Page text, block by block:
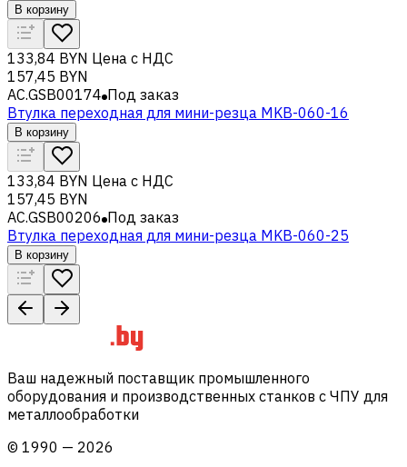
В корзину
133,84 BYN Цена с НДС
157,45 BYN
AC.GSB00174 Под заказ
Втулка переходная для мини-резца MKB-060-16
В корзину
133,84 BYN Цена с НДС
157,45 BYN
AC.GSB00206 Под заказ
Втулка переходная для мини-резца MKB-060-25
В корзину
Ваш надежный поставщик промышленного
оборудования и производственных станков с ЧПУ для
металлообработки
© 1990 — 2026